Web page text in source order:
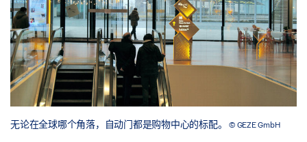
无论在全球哪个角落，自动门都是购物中心的标配。 © GEZE GmbH